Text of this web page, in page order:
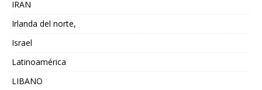
IRAN
Irlanda del norte,
Israel
Latinoamérica
LIBANO